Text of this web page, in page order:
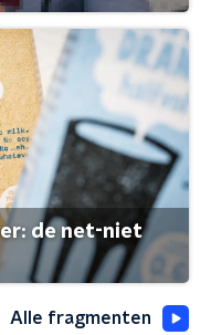
de net-niet
Alle fragmenten